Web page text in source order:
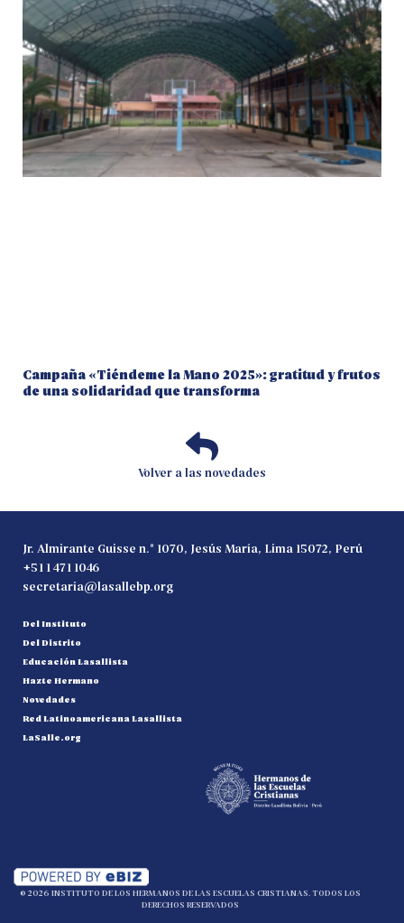
Campaña «Tiéndeme la Mano 2025»: gratitud y frutos
de una solidaridad que transforma
Volver a las novedades
Jr. Almirante Guisse n.° 1070, Jesús María, Lima 15072, Perú
+51 1 471 1046
secretaria@lasallebp.org
Del Instituto
Del Distrito
Educación Lasallista
Hazte Hermano
Novedades
Red Latinoamericana Lasallista
LaSalle.org
© 2026 INSTITUTO DE LOS HERMANOS DE LAS ESCUELAS CRISTIANAS. TODOS LOS
DERECHOS RESERVADOS